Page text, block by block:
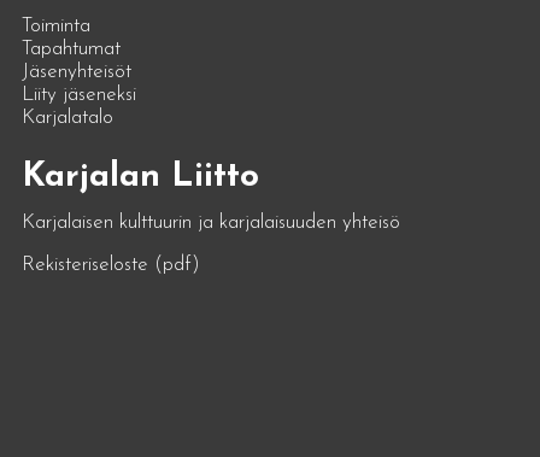
Toiminta
Tapahtumat
Jäsenyhteisöt
Liity jäseneksi
Karjalatalo
Karjalan Liitto
Karjalaisen kulttuurin ja karjalaisuuden yhteisö
Rekisteriseloste (pdf)